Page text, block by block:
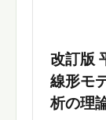
改訂版
線形モ
析の理